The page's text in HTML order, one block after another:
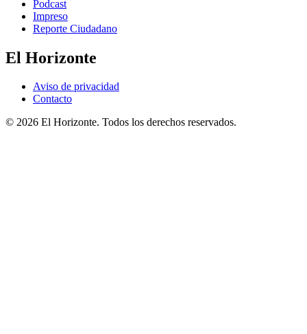
Podcast
Impreso
Reporte Ciudadano
El Horizonte
Aviso de privacidad
Contacto
© 2026 El Horizonte. Todos los derechos reservados.